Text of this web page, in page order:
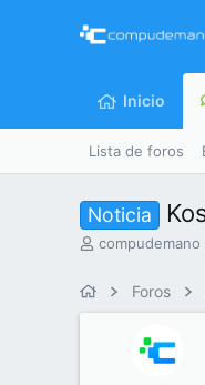
Inicio
Lista de foros
Noticia
Icompudemano
Foros